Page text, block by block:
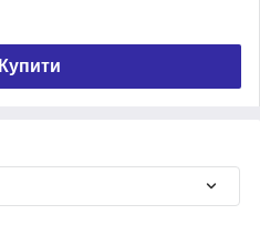
Купити